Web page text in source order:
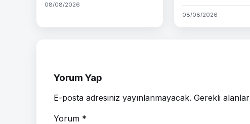
08/08/2026
08/08/2026
Yorum Yap
E-posta adresiniz yayınlanmayacak. Gerekli alanlar
Yorum *